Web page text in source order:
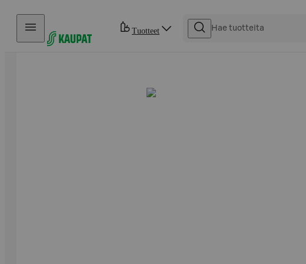
Hyppää sisältöön
Tuotteet